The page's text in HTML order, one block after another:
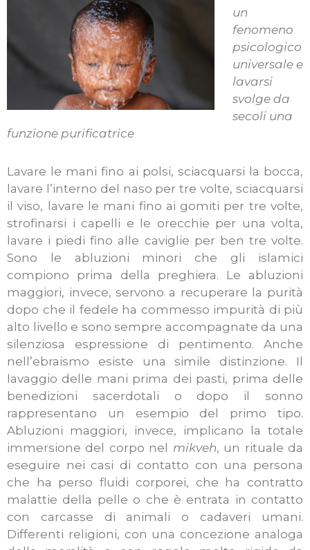
un
fenomeno
psicologico
universale e
lavarsi
svolge da
secoli una
funzione purificatrice
Lavare le mani fino ai polsi, sciacquarsi la bocca,
lavare l’interno del naso per tre volte, sciacquarsi
il viso, lavare le mani fino ai gomiti per tre volte,
strofinarsi i capelli e le orecchie per una volta,
lavare i piedi fino alle caviglie per ben tre volte.
Sono le abluzioni minori che gli islamici
compiono prima della preghiera. Le abluzioni
maggiori, invece, servono a recuperare la purità
dopo che il fedele ha commesso impurità di più
alto livello e sono sempre accompagnate da una
silenziosa espressione di pentimento. Anche
nell’ebraismo esiste una simile distinzione. Il
lavaggio delle mani prima dei pasti, prima delle
benedizioni sacerdotali o dopo il sonno
rappresentano un esempio del primo tipo.
Abluzioni maggiori, invece, implicano la totale
immersione del corpo nel mikveh, un rituale da
eseguire nei casi di contatto con una persona
che ha perso fluidi corporei, che ha contratto
malattie della pelle o che è entrata in contatto
con carcasse di animali o cadaveri umani.
Differenti religioni, con una concezione analoga